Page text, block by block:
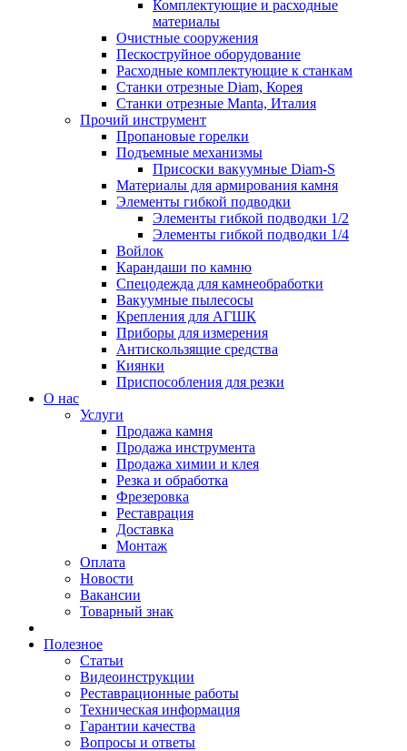
Комплектующие и расходные
материалы
Очистные сооружения
Пескоструйное оборудование
Расходные комплектующие к станкам
Станки отрезные Diam, Корея
Станки отрезные Manta, Италия
Прочий инструмент
Пропановые горелки
Подъeмные механизмы
Присоски вакуумные Diam-S
Материалы для армирования камня
Элементы гибкой подводки
Элементы гибкой подводки 1/2
Элементы гибкой подводки 1/4
Войлок
Карандаши по камню
Спецодежда для камнеобработки
Вакуумные пылесосы
Крепления для АГШК
Приборы для измерения
Антискользящие средства
Киянки
Приспособления для резки
О нас
Услуги
Продажа камня
Продажа инструмента
Продажа химии и клея
Резка и обработка
Фрезеровка
Реставрация
Доставка
Монтаж
Оплата
Новости
Вакансии
Товарный знак
Полезное
Статьи
Видеоинструкции
Реставрационные работы
Техническая информация
Гарантии качества
Вопросы и ответы